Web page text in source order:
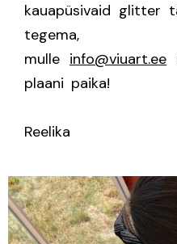
kauapüsivaid glitter
tegema,
mulle info@viuart.ee
plaani paika!
Reelika